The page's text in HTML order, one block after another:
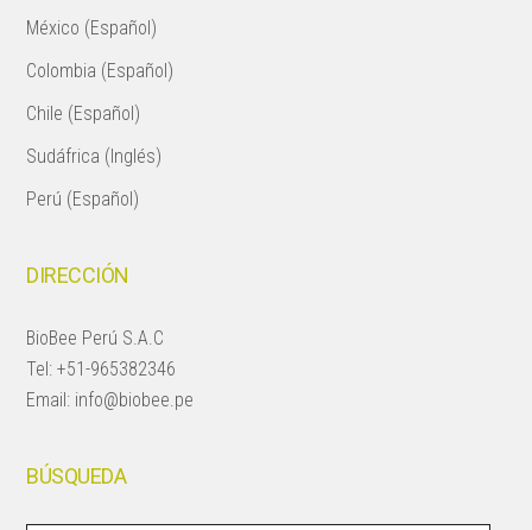
México (Español)
Colombia (Español)
Chile (Español)
Sudáfrica (Inglés)
Perú (Español)
DIRECCIÓN
BioBee Perú S.A.C
Tel:+51-965382346
Email: info@biobee.pe
BÚSQUEDA